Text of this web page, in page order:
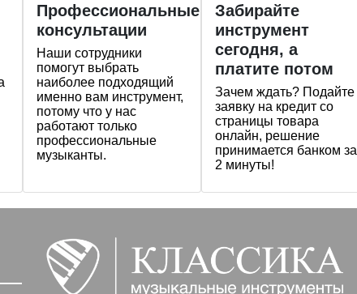
Профессиональные
консультации
Наши сотрудники
помогут выбрать
наиболее подходящий
именно вам инструмент,
потому что у нас
работают только
профессиональные
музыканты.
Забирайте
инструмент
сегодня, а
платите потом
Зачем ждать? Подайте
заявку на кредит со
страницы товара
онлайн, решение
принимается банком за
2 минуты!